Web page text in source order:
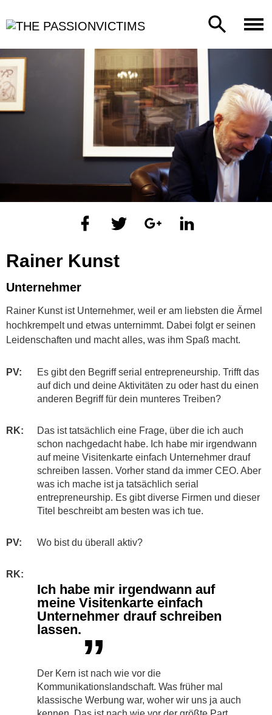
Rainer Kunst
Unternehmer
Rainer Kunst ist Unternehmer, weil er am liebsten die Ärmel
hochkrempelt und etwas unternimmt. Dabei folgt er seinen
Leidenschaften und macht alles, was ihm Spaß macht.
PV:
Es gibt den Begriff serial entrepreneurship. Trifft das
auf dich und deine Aktivitäten zu oder hast du einen
anderen Begriff für dein munteres Treiben?
RK:
Das ist tatsächlich eine Frage, über die ich auch
schon nachgedacht habe. Ich habe mir irgendwann
auf meine Visitenkarte einfach Unternehmer drauf
schreiben lassen. Vorher stand da immer CEO. Aber
was ich mache ist ja tatsächlich serial
entrepreneurship. Es gibt diverse Firmen und dieser
Titel beschreibt am besten was ich tue.
PV: Wo bist du überall aktiv?
RK:
Ich habe mir irgendwann auf
meine Visitenkarte einfach
Unternehmer drauf schreiben
lassen.”
Der Kern ist nach wie vor die
Kommunikationslandschaft. Was früher mal
klassische Werbung war, woher wir uns ja auch